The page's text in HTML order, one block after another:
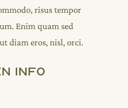
risus tempor
Enim quam sed
diam eros, nisl, orci.
Info